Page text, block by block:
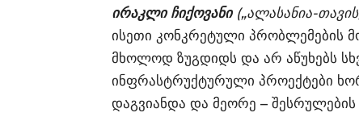
ირაკლი ჩიქოვანი („ალასანია-
ისეთი კონკრეტული პრობლემების
მხოლოდ ზუგდიდს და არ აწუხებს
ინფრასტრუქტურული პროექტები
დაგვიანდა და მეორე – შესრულების